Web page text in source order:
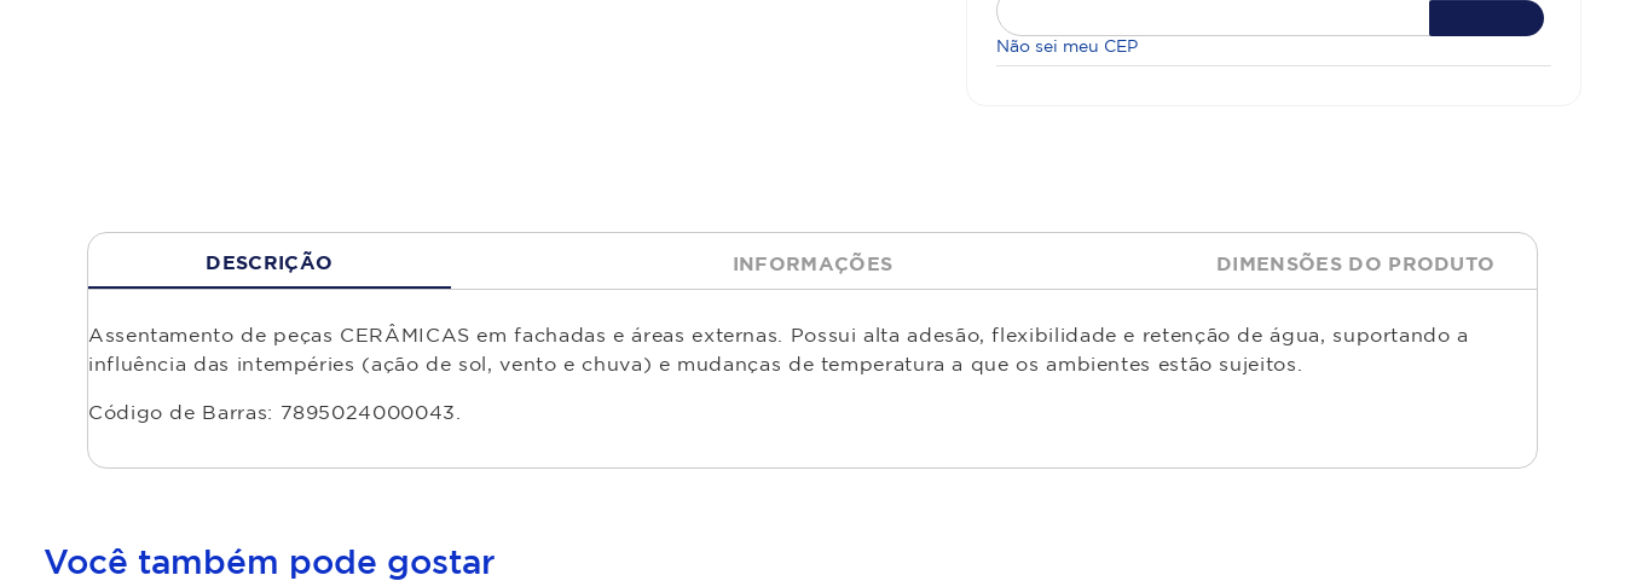
Não sei meu CEP
DESCRIÇÃO INFORMAÇÕES DIMENSÕES DO PRODUTO
Assentamento de peças CERÂMICAS em fachadas e áreas externas. Possui alta adesão, flexibilidade e retenção de água, suportando a
influência das intempéries (ação de sol, vento e chuva) e mudanças de temperatura a que os ambientes estão sujeitos.
Código de Barras: 7895024000043.
Você também pode gostar